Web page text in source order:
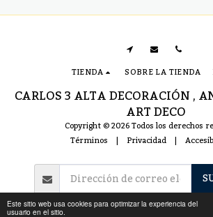
Este sitio web usa cookies para optimizar la experiencia del
usuario en el sitio.
CARLOS 3 ALTA DECORACIÓN ,
ART DECO
Copyright © 2026 Todos los derechos
Términos | Privacidad|
TIENDA SOBRE LA TIENDA